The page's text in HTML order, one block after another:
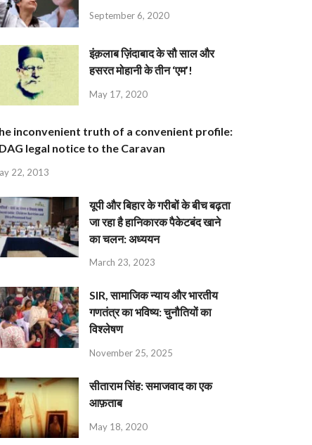
September 6, 2020
इंक़लाब ज़िंदाबाद के सौ साल और
हसरत मोहानी के तीन ‘एम’!
May 17, 2020
inconvenient truth of a convenient profile:
legal notice to the Caravan
22, 2013
यूपी और बिहार के गरीबों के बीच बढ़ता
जा रहा है हानिकारक पैकेटबंद खाने
का चलन: अध्ययन
March 23, 2023
SIR, सामाजिक न्याय और भारतीय
गणतंत्र का भविष्य: चुनौतियों का
विश्लेषण
November 25, 2025
सीताराम सिंह: समाजवाद का एक
आफ़ताब
May 18, 2020